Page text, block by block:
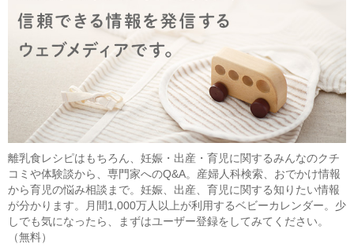
離乳食レシピはもちろん、妊娠・出産・育児に関するみんなのクチ
コミや体験談から、専門家へのQ&A。産婦人科検索、おでかけ情報
から育児の悩み相談まで。妊娠、出産、育児に関する知りたい情報
が分かります。月間1,000万人以上が利用するベビーカレンダー。少
しでも気になったら、まずはユーザー登録をしてみてください。
（無料）